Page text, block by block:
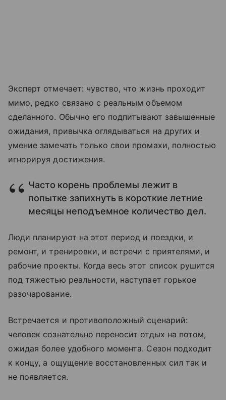
Эксперт отмечает: чувство, что жизнь проходит
мимо, редко связано с реальным объемом
сделанного. Обычно его подпитывают завышенные
ожидания, привычка оглядываться на других и
умение замечать только свои промахи, полностью
игнорируя достижения.
Часто корень проблемы лежит в
попытке запихнуть в короткие летние
месяцы неподъемное количество дел.
Люди планируют на этот период и поездки, и
ремонт, и тренировки, и встречи с приятелями, и
рабочие проекты. Когда весь этот список рушится
под тяжестью реальности, наступает горькое
разочарование.
Встречается и противоположный сценарий:
человек сознательно переносит отдых на потом,
ожидая более удобного момента. Сезон подходит
к концу, а ощущение восстановленных сил так и
не появляется.